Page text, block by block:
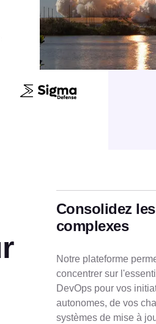
Consolidez
complexes
Notre plateforme
concentrer sur
DevOps pour vos
autonomes, de vos
systèmes de mise à